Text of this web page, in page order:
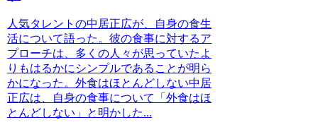
人気タレントの中居正広が、自身の食生
活について語った。彼の食事に対するア
プローチは、多くの人々が思っていたよ
りもはるかにシンプルであることが明ら
かになった。外食はほとんどしない中居
正広は、自身の食事について「外食はほ
とんどしない」と明かした...